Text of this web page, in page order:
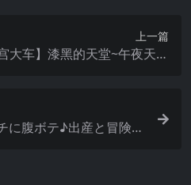
上一篇
大车】漆黑的天堂~午夜天堂
腹ボテ♪出産と冒険～